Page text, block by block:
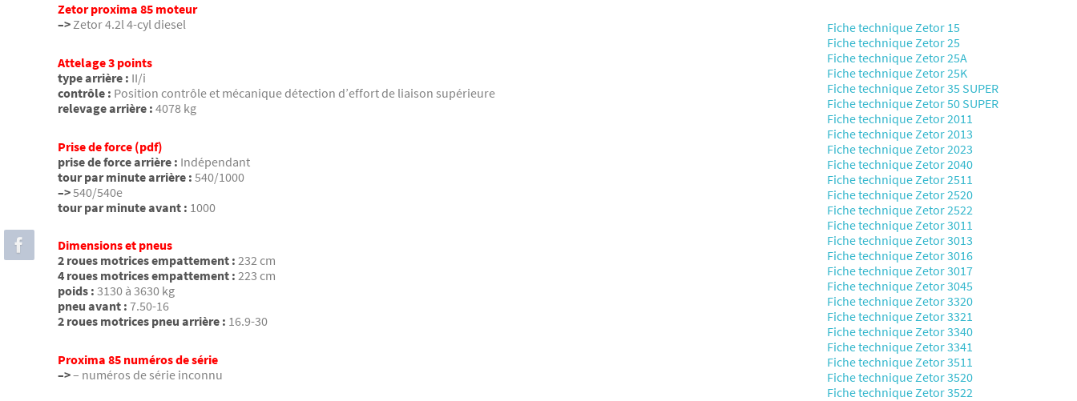
Zetor proxima 85 moteur
–>Zetor 4.2l 4-cyl diesel
Attelage 3 points
type arrière : II/i
contrôle : Position contrôle et mécanique détection d’effort de liaison supérieure
relevage arrière : 4078 kg
Prise de force (pdf)
prise de force arrière : Indépendant
tour par minute arrière : 540/1000
–>540/540e
tour par minute avant : 1000
Dimensions et pneus
2 roues motrices empattement : 232 cm
4 roues motrices empattement : 223 cm
poids : 3130 à 3630 kg
pneu avant : 7.50-16
2 roues motrices pneu arrière : 16.9-30
Proxima 85 numéros de série
–>– numéros de série inconnu
Fiche technique Zetor 15
Fiche technique Zetor 25
Fiche technique Zetor 25A
Fiche technique Zetor 25K
Fiche technique Zetor 35 SUPER
Fiche technique Zetor 50 SUPER
Fiche technique Zetor 2011
Fiche technique Zetor 2013
Fiche technique Zetor 2023
Fiche technique Zetor 2040
Fiche technique Zetor 2511
Fiche technique Zetor 2520
Fiche technique Zetor 2522
Fiche technique Zetor 3011
Fiche technique Zetor 3013
Fiche technique Zetor 3016
Fiche technique Zetor 3017
Fiche technique Zetor 3045
Fiche technique Zetor 3320
Fiche technique Zetor 3321
Fiche technique Zetor 3340
Fiche technique Zetor 3341
Fiche technique Zetor 3511
Fiche technique Zetor 3520
Fiche technique Zetor 3522